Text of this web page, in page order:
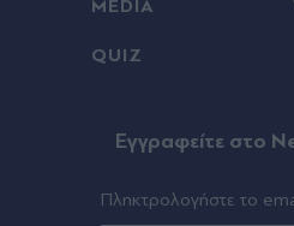
Ενισχύθηκαν οι δυνάμεις
Πριν 38 λεπτά
Τρόμος στις ΗΠΑ: Βρέθηκε
κατηγορείται ότι τον
MEDIA
QUIZ
Eγγραφείτε στο